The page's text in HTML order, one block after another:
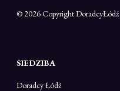
© 2026 CopyrightDoradcyŁódź
SIEDZIBA
Doradcy Łódź